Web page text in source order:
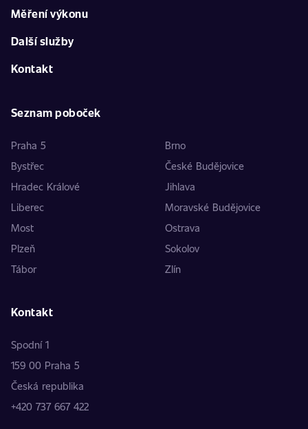
Měření výkonu
Další služby
Kontakt
Seznam poboček
Praha 5
Brno
Bystřec
České Budějovice
Hradec Králové
Jihlava
Liberec
Moravské Budějovice
Most
Ostrava
Plzeň
Sokolov
Tábor
Zlín
Kontakt
Spodní 1
159 00 Praha 5
Česká republika
+420 737 667 422